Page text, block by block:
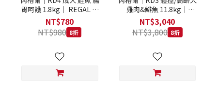
胃呵護 1.8kg｜ REGAL 天
然犬糧 狗飼料
NT$780
NT$980 8折
雞肉&鯡魚 11.8kg｜
REGAL 天然犬糧 狗飼料
NT$3,040
NT$3,800 8折